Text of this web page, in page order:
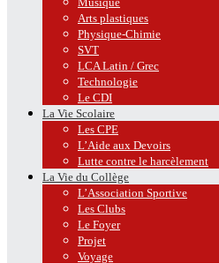
Arts plastiques
Physique-Chimie
SVT
LCA Latin / Grec
Technologie
Le CDI
La Vie Scolaire
Les CPE
L’Aide aux Devoirs
Lutte contre le harcèlement
La Vie du Collège
L’Association Sportive
Les Clubs
Le Foyer
Projet
Voyage